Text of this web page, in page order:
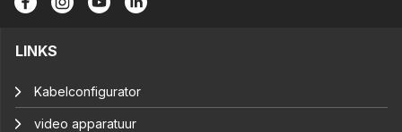
LINKS
Kabelconfigurator
video apparatuur